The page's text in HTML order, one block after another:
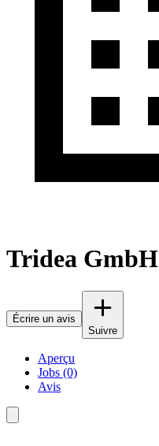
Tridea GmbH
Écrire un avis
Suivre
Aperçu
Jobs (0)
Avis